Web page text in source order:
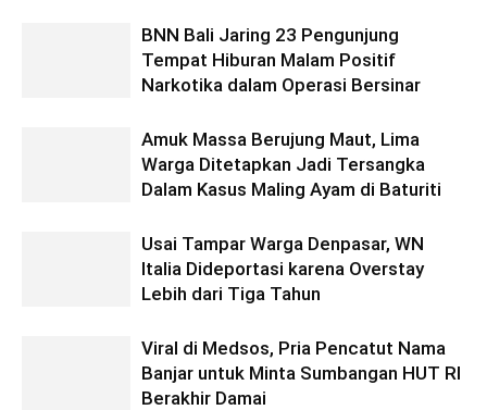
BNN Bali Jaring 23 Pengunjung
Tempat Hiburan Malam Positif
Narkotika dalam Operasi Bersinar
Amuk Massa Berujung Maut, Lima
Warga Ditetapkan Jadi Tersangka
Dalam Kasus Maling Ayam di Baturiti
Usai Tampar Warga Denpasar, WN
Italia Dideportasi karena Overstay
Lebih dari Tiga Tahun
Viral di Medsos, Pria Pencatut Nama
Banjar untuk Minta Sumbangan HUT RI
Berakhir Damai